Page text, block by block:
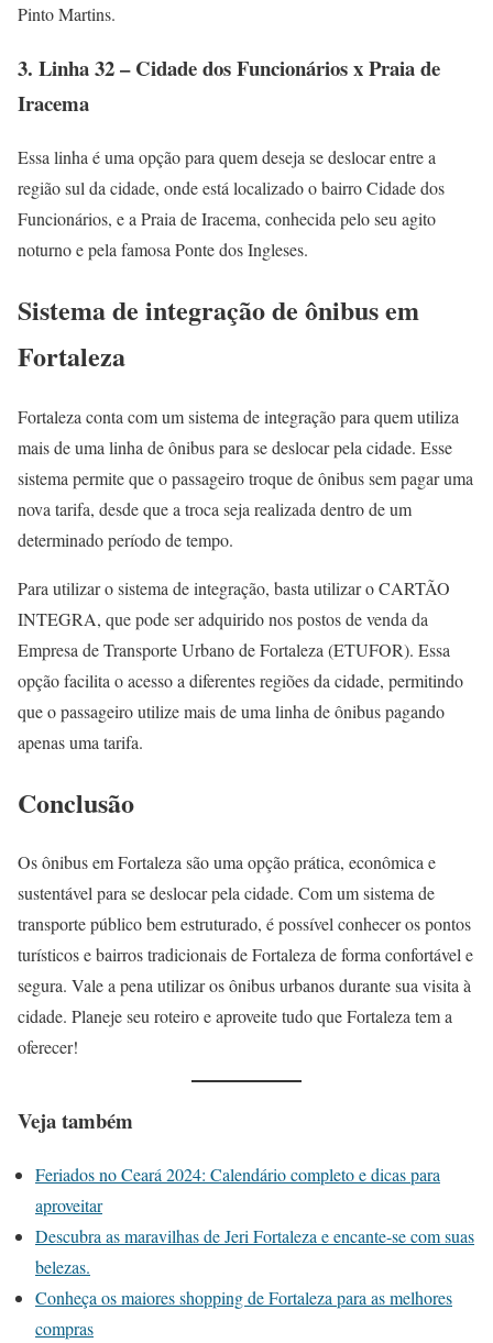
Pinto Martins.
3. Linha 32 – Cidade dos Funcionários x Praia de
Iracema
Essa linha é uma opção para quem deseja se deslocar entre a
região sul da cidade, onde está localizado o bairro Cidade dos
Funcionários, e a Praia de Iracema, conhecida pelo seu agito
noturno e pela famosa Ponte dos Ingleses.
Sistema de integração de ônibus em
Fortaleza
Fortaleza conta com um sistema de integração para quem utiliza
mais de uma linha de ônibus para se deslocar pela cidade. Esse
sistema permite que o passageiro troque de ônibus sem pagar uma
nova tarifa, desde que a troca seja realizada dentro de um
determinado período de tempo.
Para utilizar o sistema de integração, basta utilizar o CARTÃO
INTEGRA, que pode ser adquirido nos postos de venda da
Empresa de Transporte Urbano de Fortaleza (ETUFOR). Essa
opção facilita o acesso a diferentes regiões da cidade, permitindo
que o passageiro utilize mais de uma linha de ônibus pagando
apenas uma tarifa.
Conclusão
Os ônibus em Fortaleza são uma opção prática, econômica e
sustentável para se deslocar pela cidade. Com um sistema de
transporte público bem estruturado, é possível conhecer os pontos
turísticos e bairros tradicionais de Fortaleza de forma confortável e
segura. Vale a pena utilizar os ônibus urbanos durante sua visita à
cidade. Planeje seu roteiro e aproveite tudo que Fortaleza tem a
oferecer!
Veja também
Feriados no Ceará 2024: Calendário completo e dicas para
aproveitar
Descubra as maravilhas de Jeri Fortaleza e encante-se com suas
belezas.
Conheça os maiores shopping de Fortaleza para as melhores
compras